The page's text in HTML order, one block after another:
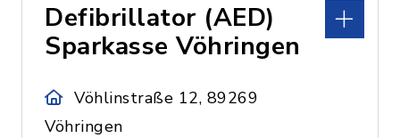
Defibrillator (AED)
Sparkasse Vöhringen
Vöhlinstraße 12, 89269
Vöhringen